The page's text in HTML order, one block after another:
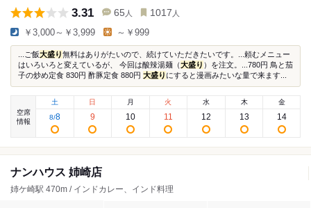
3.31 65 人 1017 人
￥3,000～￥3,999 ～￥999
...ご飯大盛り無料はありがたいので、続けていただきたいです。...頼むメニュー
はいろいろと変えているが、 今回は酸辣湯麺（大盛り ）を注文。...780円 鳥と茄
子の炒め定食 830円 酢豚定食 880円 大盛り にすると漫画みたいな量で来ます...
空席
情報
土
8/8
日
9
月
10
火
11
水
12
木
13
金
14
ナンハウス 姉崎店
姉ケ崎駅 470m / インドカレー、インド料理